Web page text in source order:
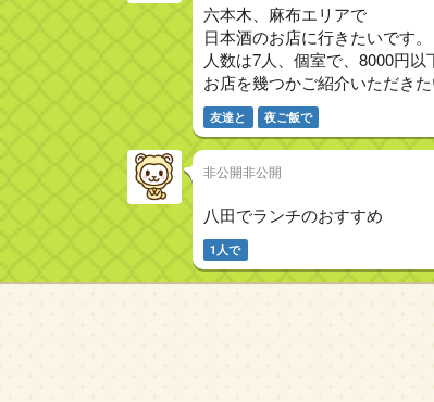
六本木、麻布エリアで
日本酒のお店に行きたいです。
人数は7人、個室で、8000円以
お店を幾つかご紹介いただきた
友達と 夜ご飯で
非公開非公開
八田でランチのおすすめ
1人で